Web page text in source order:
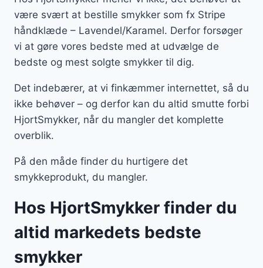
være svært at bestille smykker som fx Stripe
håndklæde – Lavendel/Karamel. Derfor forsøger
vi at gøre vores bedste med at udvælge de
bedste og mest solgte smykker til dig.
Det indebærer, at vi finkæmmer internettet, så du
ikke behøver – og derfor kan du altid smutte forbi
HjortSmykker, når du mangler det komplette
overblik.
På den måde finder du hurtigere det
smykkeprodukt, du mangler.
Hos HjortSmykker finder du
altid markedets bedste
smykker